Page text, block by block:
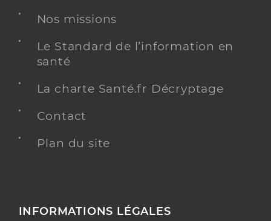
Nos missions
Le Standard de l’information en
santé
La charte Santé.fr Décryptage
Contact
Plan du site
INFORMATIONS LÉGALES